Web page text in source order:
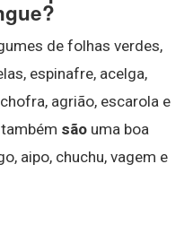
de folhas verdes,
espinafre, acelga,
agrião, escarola e
são uma boa
aipo, chuchu, vagem e